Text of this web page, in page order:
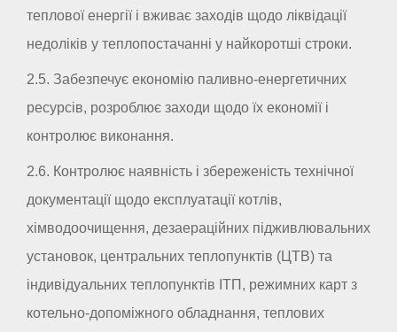
теплової енергії і вживає заходів щодо ліквідації
недоліків у теплопостачанні у найкоротші строки.
2.5. Забезпечує економію паливно-енергетичних
ресурсів, розроблює заходи щодо їх економії і
контролює виконання.
2.6. Контролює наявність і збереженість технічної
документації щодо експлуатації котлів,
хімводоочищення, дезаераційних підживлювальних
установок, центральних теплопунктів (ЦТВ) та
індивідуальних теплопунктів ІТП, режимних карт з
котельно-допоміжного обладнання, теплових